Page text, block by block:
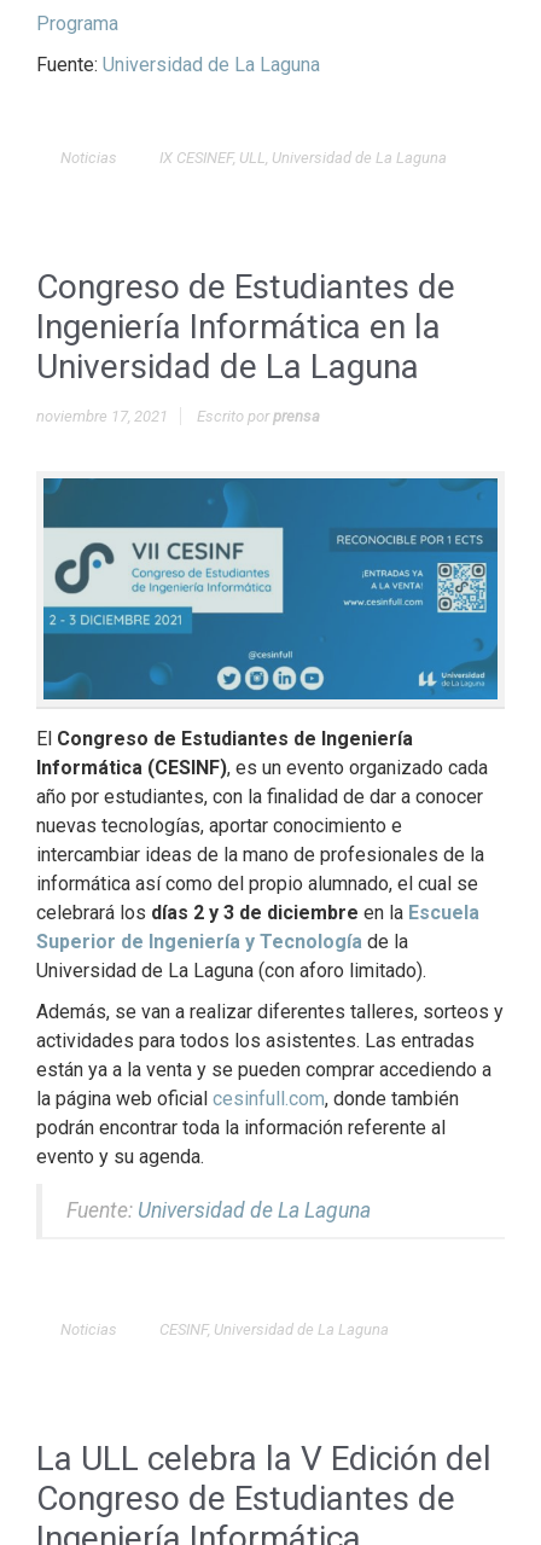
Programa
Fuente: Universidad de La Laguna
Noticias IX CESINEF, ULL, Universidad de La Laguna
Congreso de Estudiantes de
Ingeniería Informática en la
Universidad de La Laguna
noviembre 17, 2021 Escrito porprensa
El Congreso de Estudiantes de Ingeniería
Informática (CESINF), es un evento organizado cada
año por estudiantes, con la finalidad de dar a conocer
nuevas tecnologías, aportar conocimiento e
intercambiar ideas de la mano de profesionales de la
informática así como del propio alumnado, el cual se
celebrará los días 2 y 3 de diciembre en la Escuela
Superior de Ingeniería y Tecnología de la
Universidad de La Laguna (con aforo limitado).
Además, se van a realizar diferentes talleres, sorteos y
actividades para todos los asistentes. Las entradas
están ya a la venta y se pueden comprar accediendo a
la página web oficial cesinfull.com, donde también
podrán encontrar toda la información referente al
evento y su agenda.
Fuente: Universidad de La Laguna
Noticias CESINF, Universidad de La Laguna
La ULL celebra la V Edición del
Congreso de Estudiantes de